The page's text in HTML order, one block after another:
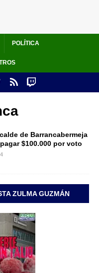
POLÍTICA
de Barrancabermeja
$100.000 por voto
ZULMA GUZMÁN